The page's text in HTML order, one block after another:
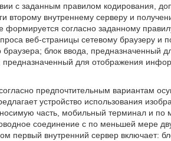
с заданным правилом кодирования,
внутреннему серверу и
согласно заданному
веб-страницы сетевому браузеру и
блок ввода, предназначенный
предназначенный для отображения
предпочтительным вариантам
устройство использования
часть, мобильный терминал и по
соединение с по меньшей мере
первый внутренний сервер включает: